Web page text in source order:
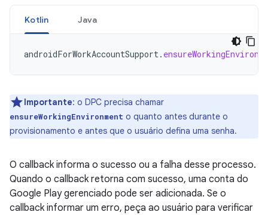
Kotlin Java
androidForWorkAccountSupport.
Importante: o DPC precisa chamar
ensureWorkingEnvironment o quanto antes durante o
provisionamento e antes que o usuário defina uma senha.
O callback informa o sucesso ou a falha desse processo.
Quando o callback retorna com sucesso, uma conta do
Google Play gerenciado pode ser adicionada. Se o
callback informar um erro, peça ao usuário para verificar